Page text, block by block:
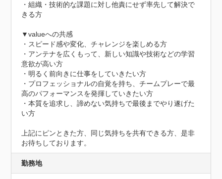
・組織・技術的な課題に対し他責にせず率先して解決で
きる方
▼valueへの共感
・スピード感や変化、チャレンジを楽しめる方
・アンテナを広くもって、新しい知識や技術などの学習
意欲が高い方
・明るく前向きに仕事をしていきたい方
・プロフェッショナルの自覚を持ち、チームプレーで最
高のパフォーマンスを発揮していきたい方
・本質を追求し、諦めない気持ちで最後までやり遂げた
い方
上記にピンときた方、同じ気持ちを共有できる方、是非
お待ちしております。
勤務地